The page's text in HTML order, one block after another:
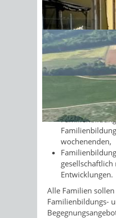
Sonnenschein am
Ahornwald
Informationen
Geburt eines
Offene Treffs
Anmeldung zu
Themen für
Angebote für
besonderen
zum Beispiel
wochenenden,
gesellschaftlich
Entwicklungen.
Alle Familien sollen
Familienbildungs-